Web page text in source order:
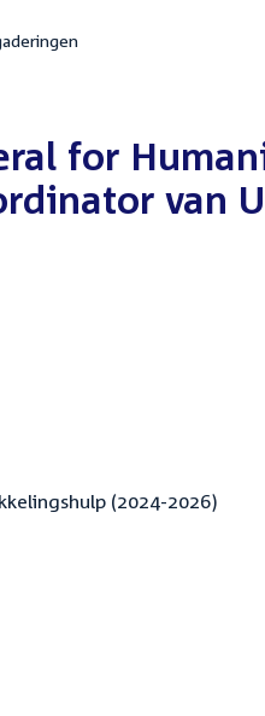
for
van
(2024-2026)